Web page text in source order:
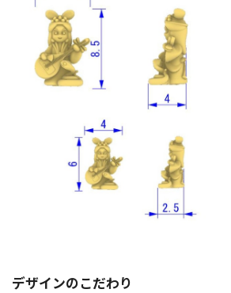
デザインのこだわり